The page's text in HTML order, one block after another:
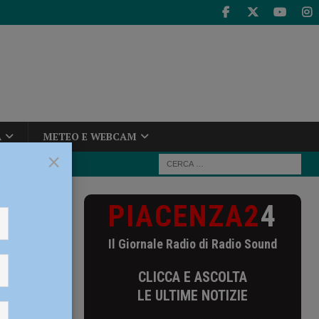
METEO E WEBCAM
di
in
PIACENZA24
Il Giornale Radio di Radio Sound
CLICCA E ASCOLTA
LE ULTIME NOTIZIE
×